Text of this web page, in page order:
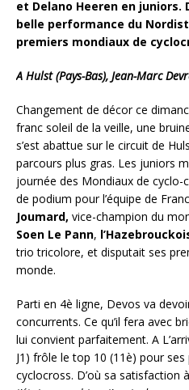
et Delano Heeren en juniors.
belle performance du
premiers mondiaux de
A Hulst (Pays-Bas), Jean-Marc
Changement de décor ce
franc soleil de la veille, une
s’est abattue sur le circuit de
parcours plus gras. Les juniors
journée des Mondiaux de cyclo-
de podium pour l’équipe de
Joumard, vice-champion du
Soen Le Pann,
trio tricolore, et disputait ses
monde.
Parti en 4è ligne, Devos va
concurrents. Ce qu’il fera avec
lui convient parfaitement. A
J1) frôle le top 10 (11è) pour
cyclocross. D’où sa satisfaction à